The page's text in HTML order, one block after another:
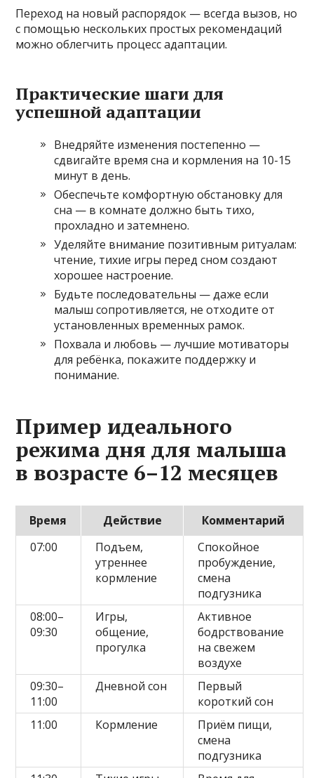
Переход на новый распорядок — всегда вызов, но
с помощью нескольких простых рекомендаций
можно облегчить процесс адаптации.
Практические шаги для
успешной адаптации
Внедряйте изменения постепенно —
сдвигайте время сна и кормления на 10-15
минут в день.
Обеспечьте комфортную обстановку для
сна — в комнате должно быть тихо,
прохладно и затемнено.
Уделяйте внимание позитивным ритуалам:
чтение, тихие игры перед сном создают
хорошее настроение.
Будьте последовательны — даже если
малыш сопротивляется, не отходите от
установленных временных рамок.
Похвала и любовь — лучшие мотиваторы
для ребёнка, покажите поддержку и
понимание.
Пример идеального
режима дня для малыша
в возрасте 6–12 месяцев
Время Действие
Комментарий
07:00
Подъем,
утреннее
кормление
Спокойное
пробуждение,
смена
подгузника
08:00–
09:30
Игры,
общение,
прогулка
Активное
бодрствование
на свежем
воздухе
09:30–
11:00
Дневной сон
Первый
короткий сон
11:00
Кормление
Приём пищи,
смена
подгузника